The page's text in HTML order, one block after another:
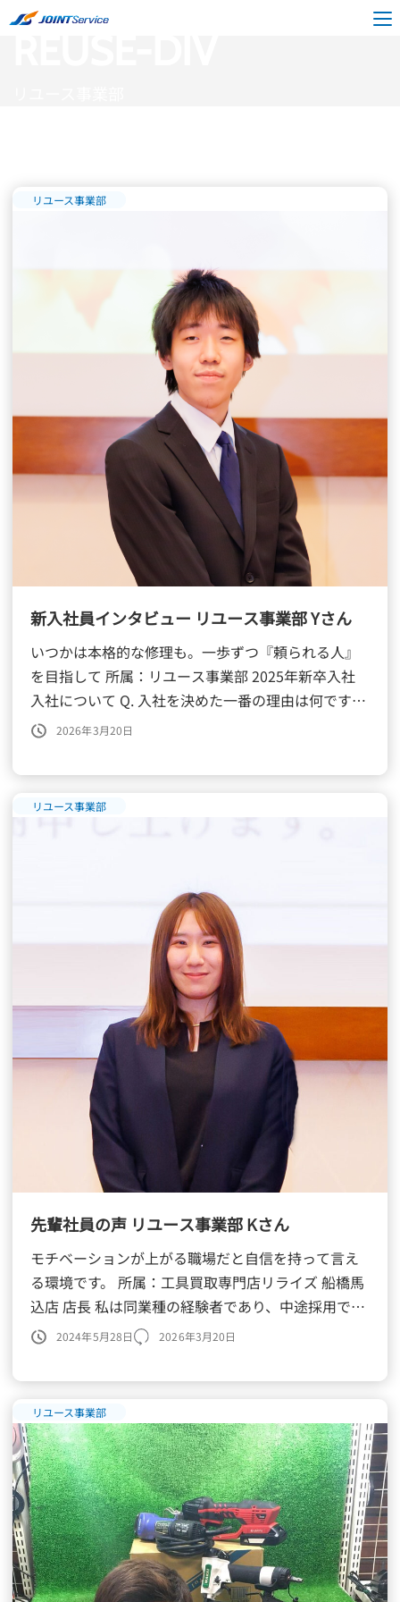
リユース事業部
新入社員インタビュー リユース事業部 Yさん
いつかは本格的な修理も。一歩ずつ『頼られる人』
を目指して 所属：リユース事業部 2025年新卒入社
入社について Q. 入社を決めた一番の理由は何です
か？ 家から通いやすかったことと、会社見学の時に
2026年3月20日
リユース事業部
先輩社員の声 リユース事業部 Kさん
モチベーションが上がる職場だと自信を持って言え
る環境です。 所属：工具買取専門店リライズ 船橋馬
込店 店長 私は同業種の経験者であり、中途採用で入
社しましたが、最初はとても不安でした。しかし入
2024年5月28日 2026年3月20日
リユース事業部